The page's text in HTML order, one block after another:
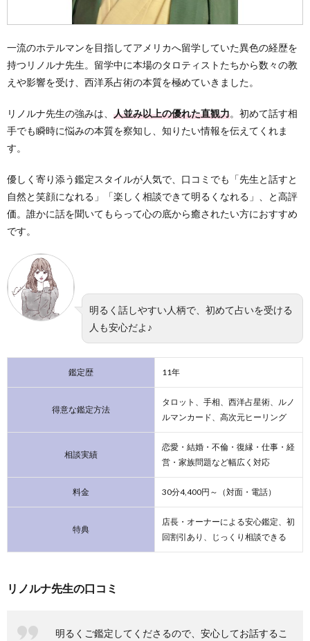
一流のホテルマンを目指してアメリカへ留学していた異色の経歴を
持つリノルナ先生。留学中に本場のタロティストたちから数々の教
えや影響を受け、西洋系占術の本質を極めていきました。
リノルナ先生の強みは、 人並み以上の優れた直観力。初めて話す相
手でも瞬時に悩みの本質を察知し、知りたい情報を伝えてくれま
す。
優しく寄り添う鑑定スタイルが人気で、口コミでも「先生と話すと
自然と笑顔になれる」「楽しく相談できて明るくなれる」、と高評
価。誰かに話を聞いてもらって心の底から癒されたい方におすすめ
です。
明るく話しやすい人柄で、初めて占いを受ける
人も安心だよ♪
鑑定歴 11年
得意な鑑定方法
タロット、手相、西洋占星術、ルノ
ルマンカード、高次元ヒーリング
相談実績
恋愛・結婚・不倫・復縁・仕事・経
営・家族問題など幅広く対応
料金 30分4,400円～（対面・電話）
特典
店長・オーナーによる安心鑑定、初
回割引あり、じっくり相談できる
リノルナ先生の口コミ
明るくご鑑定してくださるので、安心してお話するこ